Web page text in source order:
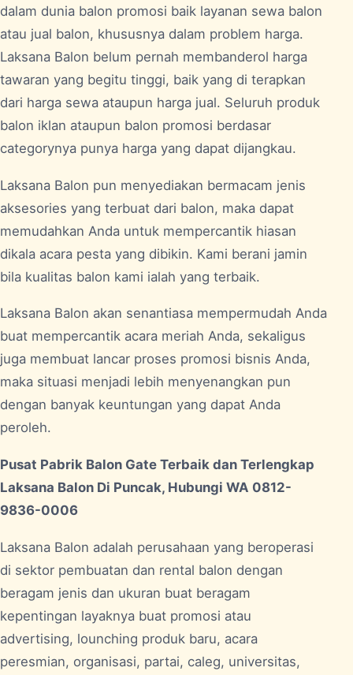
dalam dunia balon promosi baik layanan sewa balon
atau jual balon, khususnya dalam problem harga.
Laksana Balon belum pernah membanderol harga
tawaran yang begitu tinggi, baik yang di terapkan
dari harga sewa ataupun harga jual. Seluruh produk
balon iklan ataupun balon promosi berdasar
categorynya punya harga yang dapat dijangkau.
Laksana Balon pun menyediakan bermacam jenis
aksesories yang terbuat dari balon, maka dapat
memudahkan Anda untuk mempercantik hiasan
dikala acara pesta yang dibikin. Kami berani jamin
bila kualitas balon kami ialah yang terbaik.
Laksana Balon akan senantiasa mempermudah Anda
buat mempercantik acara meriah Anda, sekaligus
juga membuat lancar proses promosi bisnis Anda,
maka situasi menjadi lebih menyenangkan pun
dengan banyak keuntungan yang dapat Anda
peroleh.
Pusat Pabrik Balon Gate Terbaik dan Terlengkap
Laksana Balon Di Puncak, Hubungi WA 0812-
9836-0006
Laksana Balon adalah perusahaan yang beroperasi
di sektor pembuatan dan rental balon dengan
beragam jenis dan ukuran buat beragam
kepentingan layaknya buat promosi atau
advertising, lounching produk baru, acara
peresmian, organisasi, partai, caleg, universitas,